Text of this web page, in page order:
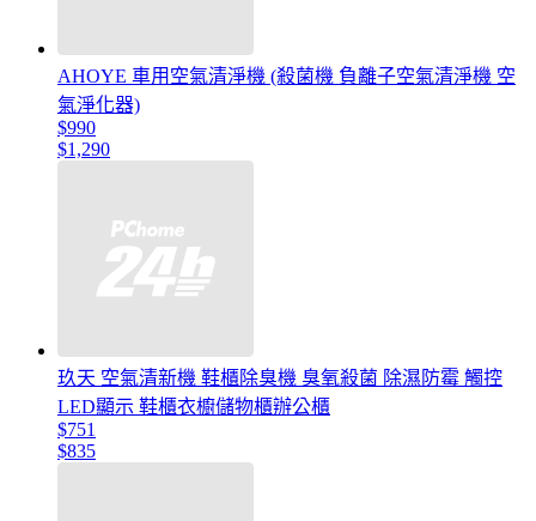
AHOYE 車用空氣清淨機 (殺菌機 負離子空氣清淨機 空
氣淨化器)
$990
$1,290
玖天 空氣清新機 鞋櫃除臭機 臭氧殺菌 除濕防霉 觸控
LED顯示 鞋櫃衣櫥儲物櫃辦公櫃
$751
$835